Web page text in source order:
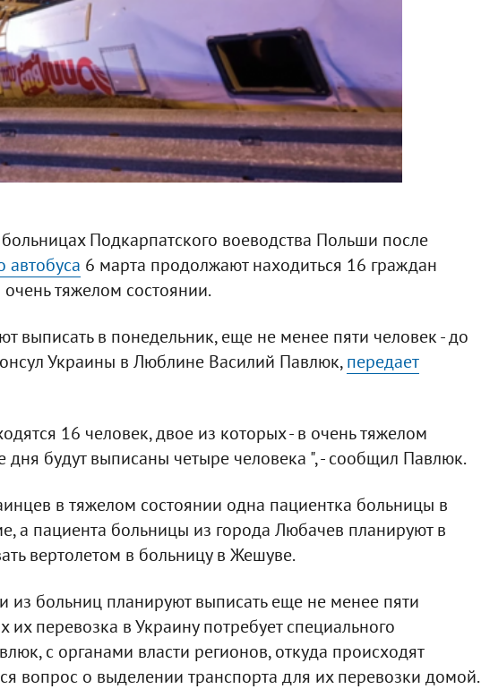
Подкарпатского воеводства Польши после
автобуса 6 марта продолжают находиться 16 граждан
тяжелом состоянии.
выписать в понедельник, еще не менее пяти человек - до
Украины в Люблине Василий Павлюк,передает
16 человек, двое из которых - в очень тяжелом
дня будут выписаны четыре человека ", - сообщил Павлюк.
в тяжелом состоянии одна пациентка больницы в
а пациента больницы из города Любачев планируют в
вертолетом в больницу в Жешуве.
больниц планируют выписать еще не менее пяти
их перевозка в Украину потребует специального
с органами власти регионов, откуда происходят
вопрос о выделении транспорта для их перевозки домой.